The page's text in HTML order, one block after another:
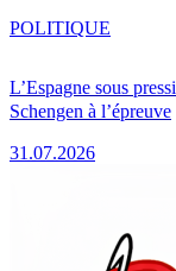
L’Espagne sous
Schengen à l’épreuve
31.07.2026
POLITIQUE